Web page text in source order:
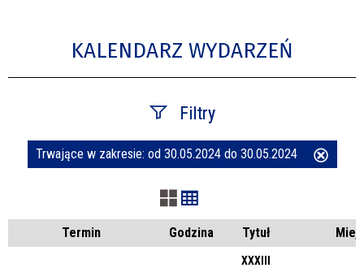
KALENDARZ WYDARZEŃ
Filtry
Szukana fraza
Kategoria
Trwające w zakresie: od 30.05.2024 do 30.05.2024
Termin Godzina Tytuł
XXXIII